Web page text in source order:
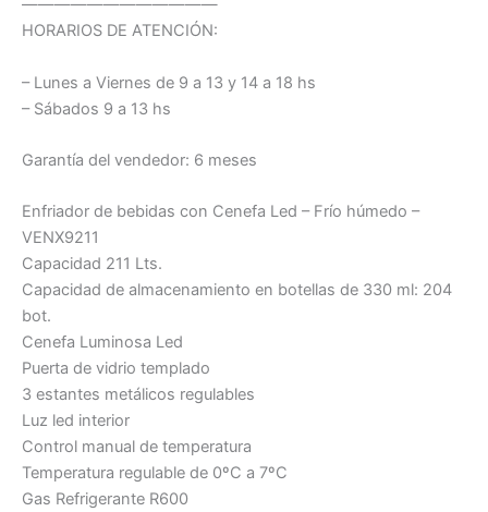
————————————
HORARIOS DE ATENCIÓN:
– Lunes a Viernes de 9 a 13 y 14 a 18 hs
– Sábados 9 a 13 hs
Garantía del vendedor: 6 meses
Enfriador de bebidas con Cenefa Led – Frío húmedo –
VENX9211
Capacidad 211 Lts.
Capacidad de almacenamiento en botellas de 330 ml: 204
bot.
Cenefa Luminosa Led
Puerta de vidrio templado
3 estantes metálicos regulables
Luz led interior
Control manual de temperatura
Temperatura regulable de 0ºC a 7ºC
Gas Refrigerante R600